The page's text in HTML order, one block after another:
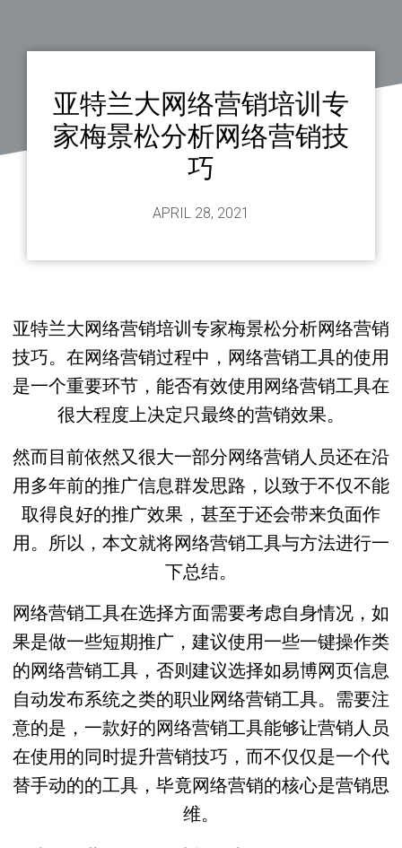
亚特兰大网络营销培训专
家梅景松分析网络营销技
巧
APRIL 28, 2021
亚特兰大网络营销培训专家梅景松分析网络营销
技巧。在网络营销过程中，网络营销工具的使用
是一个重要环节，能否有效使用网络营销工具在
很大程度上决定只最终的营销效果。
然而目前依然又很大一部分网络营销人员还在沿
用多年前的推广信息群发思路，以致于不仅不能
取得良好的推广效果，甚至于还会带来负面作
用。所以，本文就将网络营销工具与方法进行一
下总结。
网络营销工具在选择方面需要考虑自身情况，如
果是做一些短期推广，建议使用一些一键操作类
的网络营销工具，否则建议选择如易博网页信息
自动发布系统之类的职业网络营销工具。需要注
意的是，一款好的网络营销工具能够让营销人员
在使用的同时提升营销技巧，而不仅仅是一个代
替手动的的工具，毕竟网络营销的核心是营销思
维。